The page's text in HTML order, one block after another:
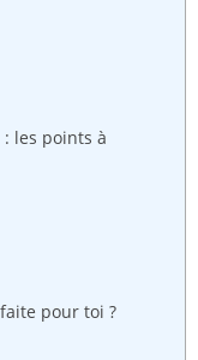
les points à
pour toi ?